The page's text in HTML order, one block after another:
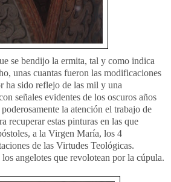
se bendijo la ermita, tal y como indica
unas cuantas fueron las modificaciones
ha sido reflejo de las mil y una
señales evidentes de los oscuros años
la atención el trabajo de
recuperar estas pinturas en las que
, a la Virgen María, los 4
de las Virtudes Teológicas.
angelotes que revolotean por la cúpula.